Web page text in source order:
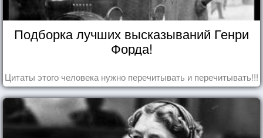
Подборка лучших высказываний Генри
Форда!
Цитаты этого человека нужно перечитывать и перечитывать!!!